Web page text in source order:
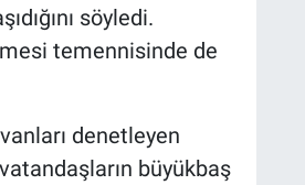
söyledi.
temennisinde de
denetleyen
büyükbaş